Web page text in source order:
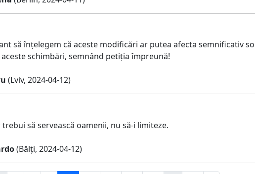
să înțelegem că aceste modificări ar putea afecta semnificativ
schimbări, semnând petiția împreună!
(Lviv, 2024-04-12)
trebui să servească oamenii, nu să-i limiteze.
(Bălți, 2024-04-12)